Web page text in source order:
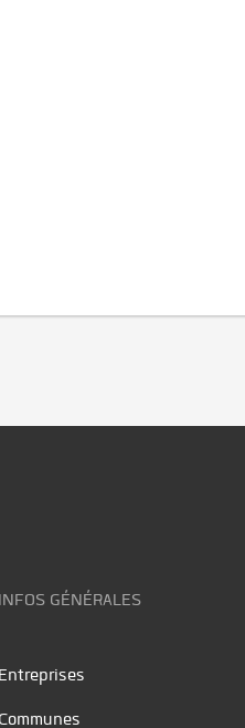
INFOS GÉNÉRALES
Entreprises
Communes